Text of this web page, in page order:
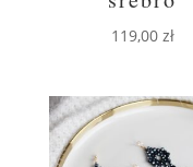
119,00 zł